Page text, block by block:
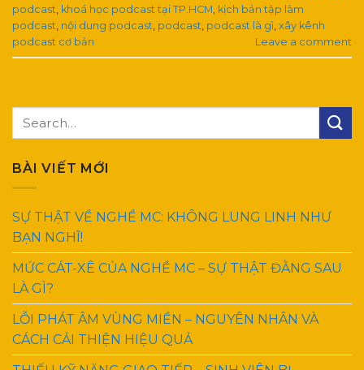
podcast, khoá học podcast tại TP.HCM, kịch bản tập làm
podcast, nội dung podcast, podcast, podcast là gì, xây kênh
podcast cơ bản
Leave a comment
BÀI VIẾT MỚI
SỰ THẬT VỀ NGHỀ MC: KHÔNG LUNG LINH NHƯ
BẠN NGHĨ!
MỨC CÁT-XÊ CỦA NGHỀ MC – SỰ THẬT ĐẰNG SAU
LÀ GÌ?
LỖI PHÁT ÂM VÙNG MIỀN – NGUYÊN NHÂN VÀ
CÁCH CẢI THIỆN HIỆU QUẢ